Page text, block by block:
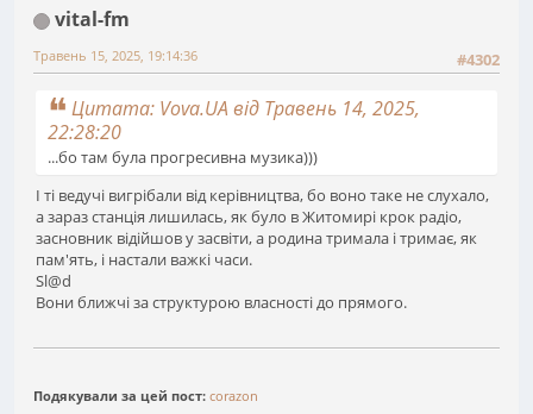
vital-fm
#4302
Травень 15, 2025, 19:14:36
Цитата: Vova.UA від Травень 14, 2025,
22:28:20
...бо там була прогресивна музика)))
І ті ведучі вигрібали від керівництва, бо воно таке не слухало,
а зараз станція лишилась, як було в Житомирі крок радіо,
засновник відійшов у засвіти, а родина тримала і тримає, як
пам'ять, і настали важкі часи.
Sl@d
Вони ближчі за структурою власності до прямого.
Подякували за цей пост: corazon